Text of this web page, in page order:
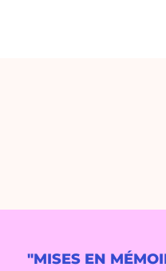
"MISES EN